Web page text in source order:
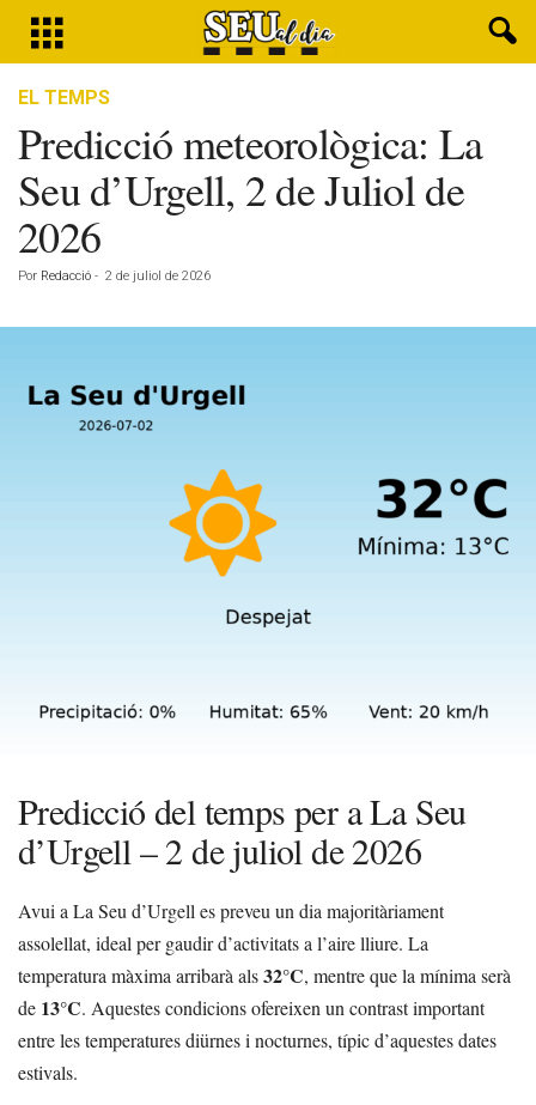
EL TEMPS
Predicció meteorològica: La
Seu d’Urgell, 2 de Juliol de
2026
Por Redacció - 2 de juliol de 2026
Predicció del temps per a La Seu
d’Urgell – 2 de juliol de 2026
Avui a La Seu d’Urgell es preveu un dia majoritàriament
assolellat, ideal per gaudir d’activitats a l’aire lliure. La
temperatura màxima arribarà als32°C, mentre que la mínima serà
de 13°C. Aquestes condicions ofereixen un contrast important
entre les temperatures diürnes i nocturnes, típic d’aquestes dates
estivals.